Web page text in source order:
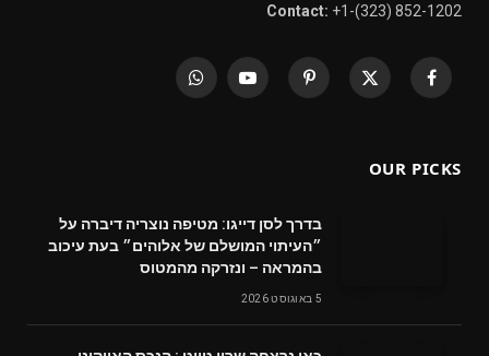
Contact: +1-(323) 852-1202
Facebook
X
Pinterest
YouTube
WhatsApp
OUR PICKS
בדרך לסן דייגו: מטיפה נוצריה דיברה על
״העיתוי המושלם של אלוהים״ בעת עיכוב
בהמראה – ונזרקה מהמטוס
5 באוגוסט 2026